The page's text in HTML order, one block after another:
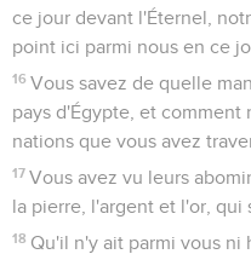
ce jour devant l'Éternel,
point ici parmi nous en ce
16 Vous savez de quelle
pays d'Égypte, et comment
nations que vous avez
17 Vous avez vu leurs
la pierre, l'argent et l'or, qui
18 Qu'il n'y ait parmi vous ni